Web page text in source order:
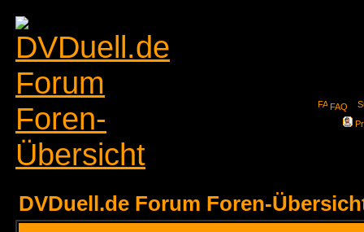
FAQ
DVDuell.de Forum Foren-